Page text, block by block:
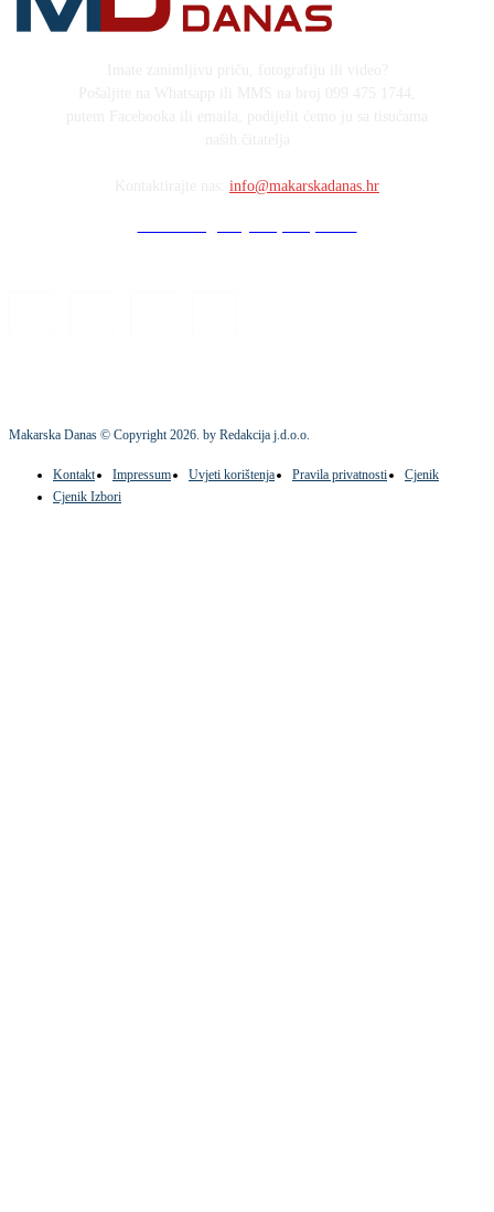
info@makarskadanas.hr
Makarska Danas © Copyright2026. by Redakcija j.d.o.o.
Kontakt Impressum Uvjeti korištenja Pravila privatnosti
Cjenik
Cjenik Izbori